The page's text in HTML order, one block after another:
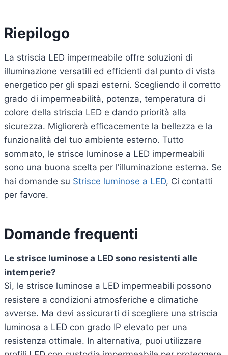
Riepilogo
La striscia LED impermeabile offre soluzioni di
illuminazione versatili ed efficienti dal punto di vista
energetico per gli spazi esterni. Scegliendo il corretto
grado di impermeabilità, potenza, temperatura di
colore della striscia LED e dando priorità alla
sicurezza. Migliorerà efficacemente la bellezza e la
funzionalità del tuo ambiente esterno. Tutto
sommato, le strisce luminose a LED impermeabili
sono una buona scelta per l'illuminazione esterna. Se
hai domande su Strisce luminose a LED, Ci contatti
per favore.
Domande frequenti
Le strisce luminose a LED sono resistenti alle
intemperie?
Sì, le strisce luminose a LED impermeabili possono
resistere a condizioni atmosferiche e climatiche
avverse. Ma devi assicurarti di scegliere una striscia
luminosa a LED con grado IP elevato per una
resistenza ottimale. In alternativa, puoi utilizzare